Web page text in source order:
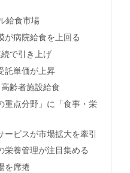
給食市場
が病院給食を上回る
で引き上げ
託単価が上昇
齢者施設給食
重点分野」に「食事・栄
ビスが市場拡大を牽引
栄養管理が注目集める
を席捲